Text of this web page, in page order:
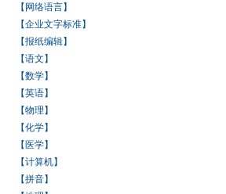
【网络语言】
【企业文字标准】
【报纸编辑】
【语文】
【数学】
【英语】
【物理】
【化学】
【医学】
【计算机】
【拼音】